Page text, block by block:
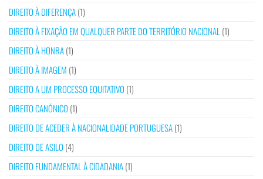
DIREITO À DIFERENÇA(1)
DIREITO À FIXAÇÃO EM QUALQUER PARTE DO TERRITÓRIO NACIONAL (1)
DIREITO À HONRA(1)
DIREITO À IMAGEM (1)
DIREITO A UM PROCESSO EQUITATIVO (1)
DIREITO CANÓNICO (1)
DIREITO DE ACEDER À NACIONALIDADE PORTUGUESA(1)
DIREITO DE ASILO (4)
DIREITO FUNDAMENTAL À CIDADANIA(1)